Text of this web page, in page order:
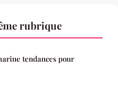
rubrique
tendances pour